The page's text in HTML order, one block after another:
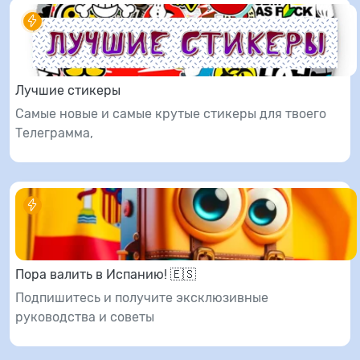
Лучшие стикеры
Самые новые и самые крутые стикеры для твоего
Телеграмма,
Пора валить в Испанию! 🇪🇸
Подпишитесь и получите эксклюзивные
руководства и советы